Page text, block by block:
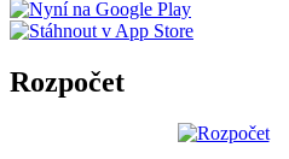
Rozpočet